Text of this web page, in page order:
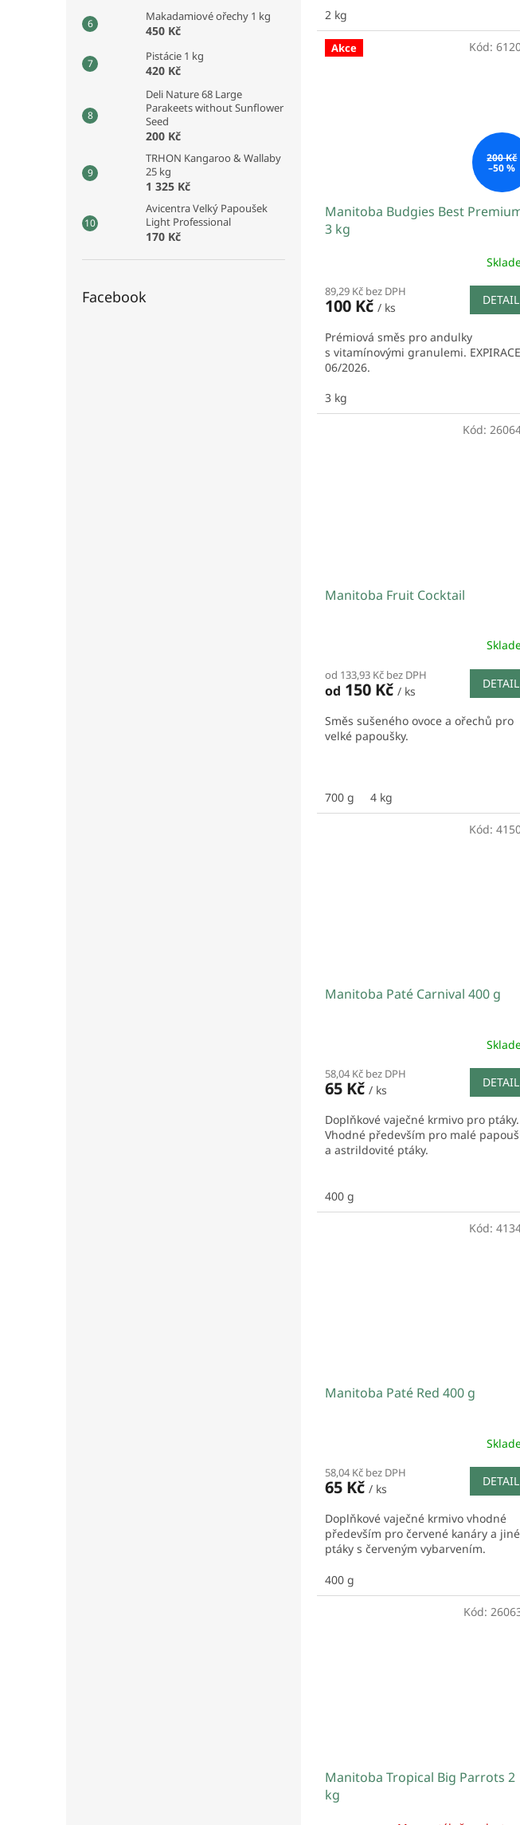
Makadamiové ořechy 1 kg
450 Kč
Pistácie 1 kg
420 Kč
Deli Nature 68 Large
Parakeets without Sunflower
Seed
200 Kč
TRHON Kangaroo & Wallaby
25 kg
1 325 Kč
Avicentra Velký Papoušek
Light Professional
170 Kč
Facebook
2 kg
Akce
200 Kč
–50 %
Manitoba Budgies Best
3 kg
89,29 Kč bez DPH
100 Kč / ks
DETAIL
Prémiová směs pro andulky
s vitamínovými granulemi. EXPIRACE
06/2026.
3 kg
Kód:
Manitoba Fruit Cocktail
od 133,93 Kč bez DPH
od 150 Kč / ks
DETAIL
Směs sušeného ovoce a ořechů pro
velké papoušky.
700 g 4 kg
Kód:
Manitoba Paté Carnival 400 g
58,04 Kč bez DPH
65 Kč / ks
DETAIL
Doplňkové vaječné krmivo pro ptáky.
Vhodné především pro malé
a astrildovité ptáky.
400 g
Kód:
Manitoba Paté Red 400 g
58,04 Kč bez DPH
65 Kč / ks
DETAIL
Doplňkové vaječné krmivo vhodné
především pro červené kanáry a jiné
ptáky s červeným vybarvením.
400 g
Kód:
Manitoba Tropical Big Parrots 2
kg
Kód: